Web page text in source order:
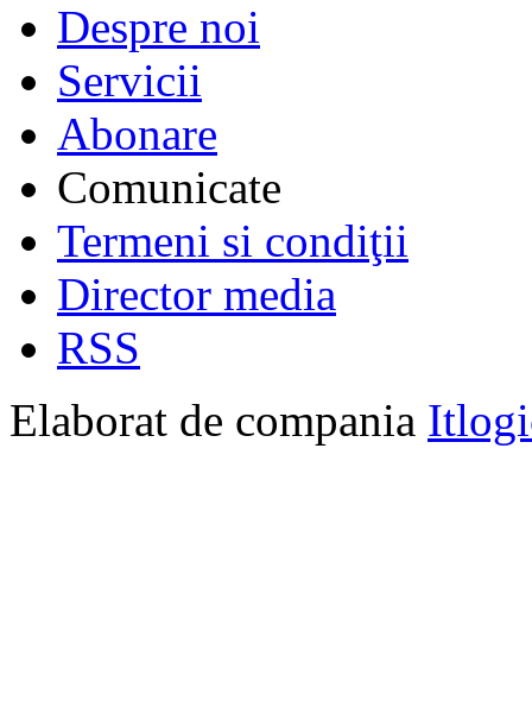
Despre noi
Servicii
Abonare
Comunicate
Termeni si condiţii
Director media
RSS
Elaborat de compania